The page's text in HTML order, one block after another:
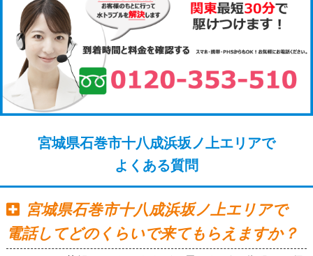
宮城県石巻市十八成浜坂ノ上エリアで
よくある質問
宮城県石巻市十八成浜坂ノ上エリアで
電話してどのくらいで来てもらえますか？